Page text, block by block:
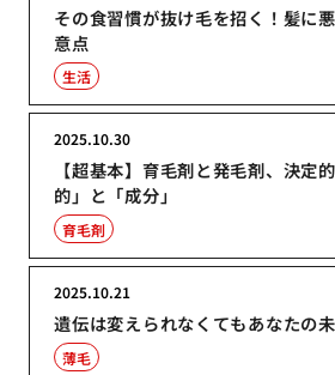
その食習慣が抜け毛を招く！髪に
意点
生活
【超基本】育毛剤と発毛剤、決定
的」と「成分」
2025.10.30
育毛剤
遺伝は変えられなくてもあなたの
2025.10.21
薄毛